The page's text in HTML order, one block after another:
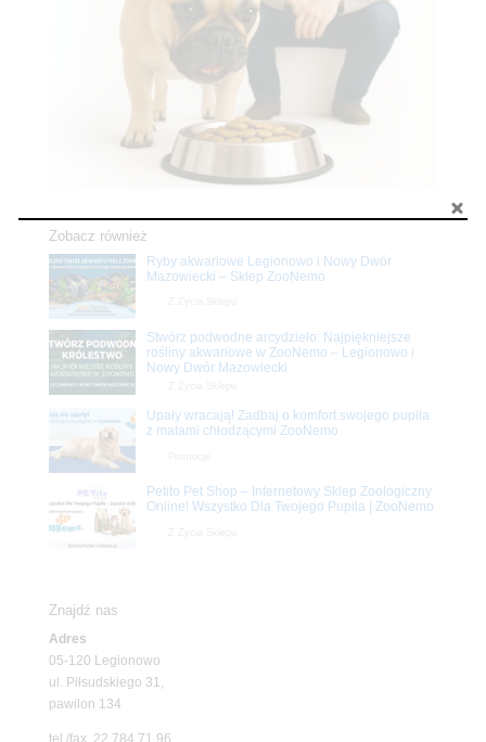
Zobacz również
Ryby akwariowe Legionowo i Nowy Dwór
Mazowiecki – Sklep ZooNemo
Stwórz podwodne arcydzieło: Najpiękniejsze
rośliny akwariowe w ZooNemo – Legionowo i
Nowy Dwór Mazowiecki
Upały wracają! Zadbaj o komfort swojego pupila
z matami chłodzącymi ZooNemo
Petito Pet Shop – Internetowy Sklep Zoologiczny
Online! Wszystko Dla Twojego Pupila | ZooNemo
Znajdź nas
Adres
05-120 Legionowo
ul. Piłsudskiego 31,
pawilon 134